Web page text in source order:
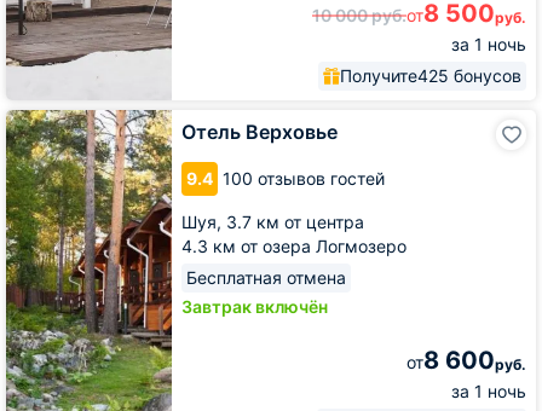
10 000руб.от8 500руб.
за 1 ночь
Получите425 бонусов
Отель Верховье
9.4 100 отзывов гостей
Шуя, 3.7 км от центра
4.3 км от озера Логмозеро
Бесплатная отмена
Завтрак включён
от8 600руб.
за 1 ночь
Отель
Верховье